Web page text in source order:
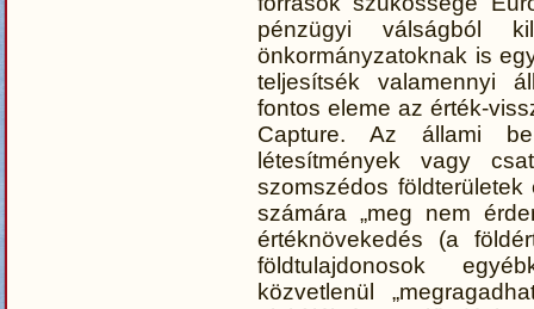
pénzügyi válságból
önkormányzatoknak is
teljesítsék valamennyi
fontos eleme az érték-
Capture. Az állami
létesítmények vagy
szomszédos
számára „meg nem
értéknövekedés (a
földtulajdonosok
közvetlenül